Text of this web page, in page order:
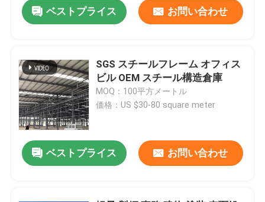
鉄鋼構造建築
畜産農場
鉄筋オフィスビル
構造鋼のハンガー
ベストプライス お問い合わせ
SGS スチールフレーム オフィス
ビル OEM スチール構造倉庫
MOQ：100平方メートル
価格：US $30-80 square meter
ベストプライス お問い合わせ